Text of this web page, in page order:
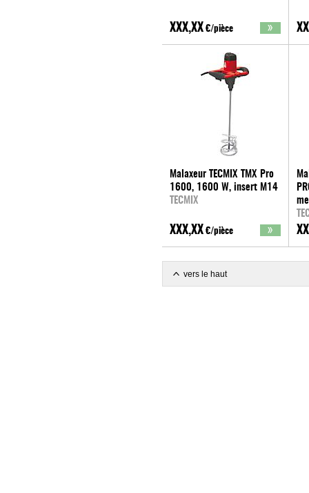
XXX,XX €/pièce
Malaxeur TECMIX TMX Pro
1600, 1600 W, insert M14
TECMIX
XXX,XX €/pièce
vers le haut